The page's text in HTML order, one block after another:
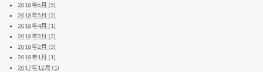
2018年6月 (5)
2018年5月 (2)
2018年4月 (1)
2018年3月 (2)
2018年2月 (3)
2018年1月 (1)
2017年12月 (1)